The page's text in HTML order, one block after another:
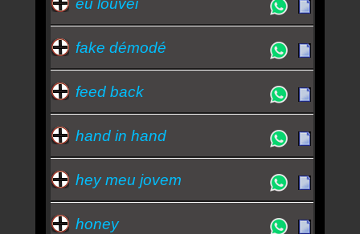
fake démodé
feed back
hand in hand
hey meu jovem
honey